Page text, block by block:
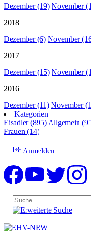
Dezember (19) November
2018
Dezember (6) November
2017
Dezember (15) November
2016
Dezember (11) November
Kategorien
Eisadler (895) Allgemein
Frauen (14)
Anmelden